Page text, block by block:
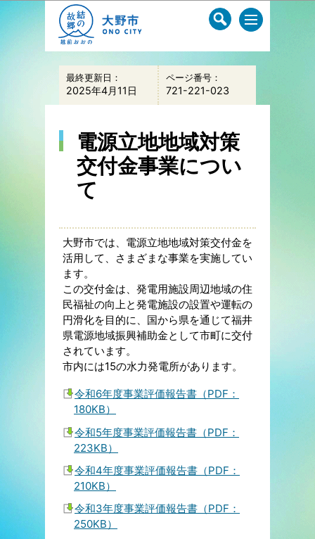
このページの本文へ移動
最終更新日：
2025年4月11日
ページ番号：
721-221-023
電源立地地域対策
交付金事業につい
て
大野市では、電源立地地域対策交付金を
活用して、さまざまな事業を実施してい
ます。
この交付金は、発電用施設周辺地域の住
民福祉の向上と発電施設の設置や運転の
円滑化を目的に、国から県を通じて福井
県電源地域振興補助金として市町に交付
されています。
市内には15の水力発電所があります。
令和6年度事業評価報告書（PDF：
180KB）
令和5年度事業評価報告書（PDF：
223KB）
令和4年度事業評価報告書（PDF：
210KB）
令和3年度事業評価報告書（PDF：
250KB）